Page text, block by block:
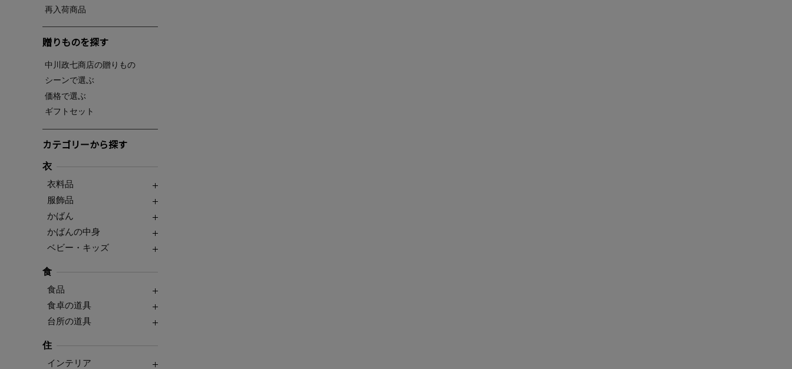
再入荷商品
贈りものを探す
中川政七商店の贈りもの
シーンで選ぶ
価格で選ぶ
ギフトセット
カテゴリーから探す
衣
衣料品
服飾品
かばん
かばんの中身
ベビー・キッズ
食
食品
食卓の道具
台所の道具
住
インテリア